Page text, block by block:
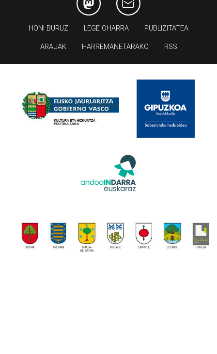
HONI BURUZ LEGE OHARRA PUBLIZITATEA
ARAUAK HARREMANETARAKO RSS